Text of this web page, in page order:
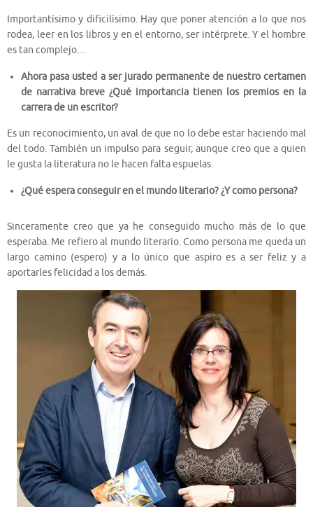
Importantísimo y dificilísimo. Hay que poner atención a lo que nos
rodea, leer en los libros y en el entorno, ser intérprete. Y el hombre
es tan complejo…
Ahora pasa usted a ser jurado permanente de nuestro certamen
de narrativa breve ¿Qué importancia tienen los premios en la
carrera de un escritor?
Es un reconocimiento, un aval de que no lo debe estar haciendo mal
del todo. También un impulso para seguir, aunque creo que a quien
le gusta la literatura no le hacen falta espuelas.
¿Qué espera conseguir en el mundo literario? ¿Y como persona?
Sinceramente creo que ya he conseguido mucho más de lo que
esperaba. Me refiero al mundo literario. Como persona me queda un
largo camino (espero) y a lo único que aspiro es a ser feliz y a
aportarles felicidad a los demás.